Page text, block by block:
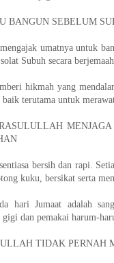
BANGUN SEBELUM
umatnya untuk
Subuh secara berjemaah.
hikmah yang
baik terutama untuk
bersih dan rapi.
kuku, bersikat serta
hari Jumaat adalah
gigi dan pemakai harum-
TIDAK PERNAH